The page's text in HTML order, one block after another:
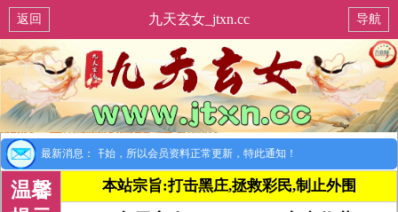
返回 九天玄女_jtxn.cc 导航
最新消息：
示：8月1日开始，所以会员资料正常更新，特此通知！
温馨
本站宗旨:打击黑庄,拯救彩民,制止外围